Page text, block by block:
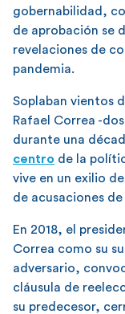
gobernabilidad,
de aprobación se
revelaciones de
pandemia.
Soplaban vientos
Rafael Correa -
durante una
centro de la
vive en un exilio
de acusaciones
En 2018, el
Correa como su
adversario,
cláusula de
su predecesor,